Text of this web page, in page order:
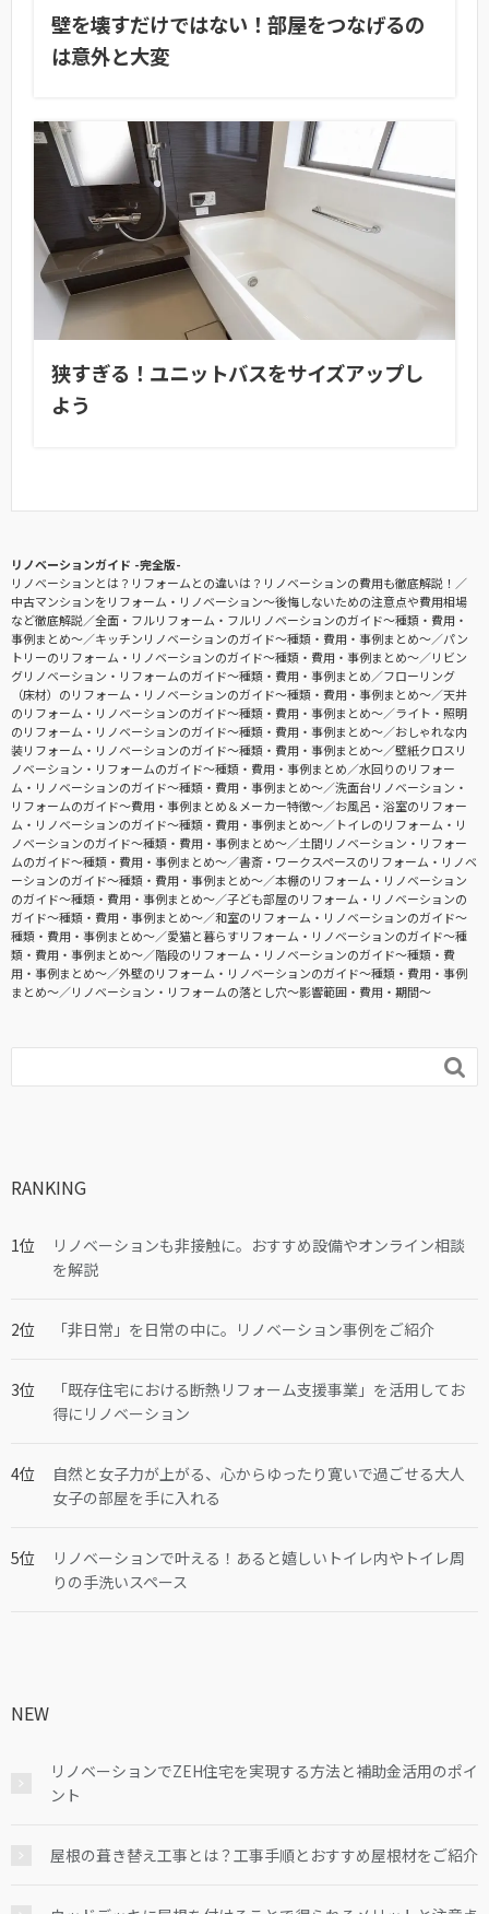
壁を壊すだけではない！部屋をつなげるの
は意外と大変
狭すぎる！ユニットバスをサイズアップし
よう
リノベーションガイド -完全版-
リノベーションとは？リフォームとの違いは？リノベーションの費用も徹底解説！
中古マンションをリフォーム・リノベーション〜後悔しないための注意点や費用相場
など徹底解説
全面・フルリフォーム・フルリノベーションのガイド〜種類・費用・
事例まとめ〜
キッチンリノベーションのガイド〜種類・費用・事例まとめ〜
パン
トリーのリフォーム・リノベーションのガイド〜種類・費用・事例まとめ〜
リビン
グリノベーション・リフォームのガイド〜種類・費用・事例まとめ
フローリング
（床材）のリフォーム・リノベーションのガイド〜種類・費用・事例まとめ〜
天井
のリフォーム・リノベーションのガイド〜種類・費用・事例まとめ〜
ライト・照明
のリフォーム・リノベーションのガイド〜種類・費用・事例まとめ〜
おしゃれな内
装リフォーム・リノベーションのガイド〜種類・費用・事例まとめ〜
壁紙クロスリ
ノベーション・リフォームのガイド〜種類・費用・事例まとめ
水回りのリフォー
ム・リノベーションのガイド〜種類・費用・事例まとめ〜
洗面台リノベーション・
リフォームのガイド〜費用・事例まとめ＆メーカー特徴〜
お風呂・浴室のリフォー
ム・リノベーションのガイド〜種類・費用・事例まとめ〜
トイレのリフォーム・リ
ノベーションのガイド〜種類・費用・事例まとめ〜
土間リノベーション・リフォー
ムのガイド〜種類・費用・事例まとめ〜
書斎・ワークスペースのリフォーム・リノベ
ーションのガイド〜種類・費用・事例まとめ〜
本棚のリフォーム・リノベーション
のガイド〜種類・費用・事例まとめ〜
子ども部屋のリフォーム・リノベーションの
ガイド〜種類・費用・事例まとめ〜
和室のリフォーム・リノベーションのガイド〜
種類・費用・事例まとめ〜
愛猫と暮らすリフォーム・リノベーションのガイド〜種
類・費用・事例まとめ〜
階段のリフォーム・リノベーションのガイド〜種類・費
用・事例まとめ〜
外壁のリフォーム・リノベーションのガイド〜種類・費用・事例
まとめ〜
リノベーション・リフォームの落とし穴～影響範囲・費用・期間～

RANKING
リノベーションも非接触に。おすすめ設備やオンライン相談
を解説
「非日常」を日常の中に。リノベーション事例をご紹介
「既存住宅における断熱リフォーム支援事業」を活用してお
得にリノベーション
自然と女子力が上がる、心からゆったり寛いで過ごせる大人
女子の部屋を手に入れる
リノベーションで叶える！あると嬉しいトイレ内やトイレ周
りの手洗いスペース
NEW
リノベーションでZEH住宅を実現する方法と補助金活用のポイ
ント
屋根の葺き替え工事とは？工事手順とおすすめ屋根材をご紹介